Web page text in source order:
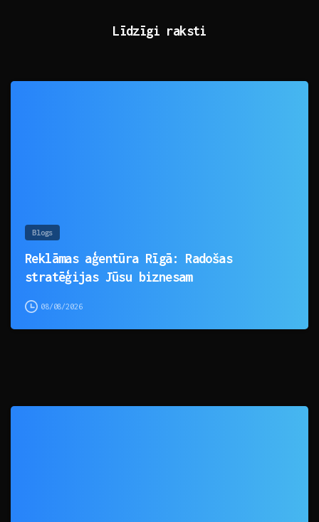
Līdzīgi raksti
Blogs
Reklāmas aģentūra Rīgā: Radošas
stratēģijas Jūsu biznesam
08/08/2026